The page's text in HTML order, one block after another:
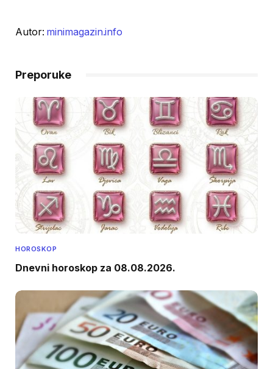
Autor: minimagazin.info
Preporuke
HOROSKOP
Dnevni horoskop za 08.08.2026.